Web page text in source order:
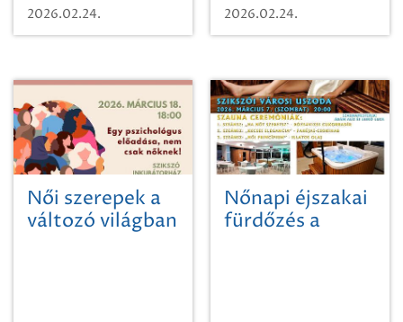
kiabálással, vidám
énekszóval és rengeteg
lelkesedéssel próbálták
2026.02.24. 2026.02.24.
Női szerepek a
változó világban
Nőnapi éjszakai
fürdőzés a